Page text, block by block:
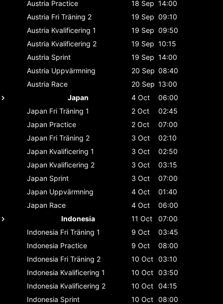
Austria Practice 18 Sep 14:00
Austria Fri Träning 2 19 Sep 09:10
Austria Kvalificering 1 19 Sep 09:50
Austria Kvalificering 2 19 Sep 10:15
Austria Sprint 19 Sep 14:00
Austria Uppvärmning 20 Sep 08:40
Austria Race 20 Sep 13:00
Japan
4 Oct
06:00
Japan Fri Träning 1 2 Oct
02:45
Japan Practice 2 Oct
07:00
Japan Fri Träning 2 3 Oct
02:10
Japan Kvalificering 1 3 Oct
02:50
Japan Kvalificering 2 3 Oct
03:15
Japan Sprint 3 Oct
07:00
Japan Uppvärmning 4 Oct
01:40
Japan Race 4 Oct
06:00
Indonesia
11 Oct
07:00
Indonesia Fri Träning 1 9 Oct
03:45
Indonesia Practice 9 Oct
08:00
Indonesia Fri Träning 2 10 Oct 03:10
Indonesia Kvalificering 1 10 Oct 03:50
Indonesia Kvalificering 2 10 Oct 04:15
Indonesia Sprint 10 Oct 08:00